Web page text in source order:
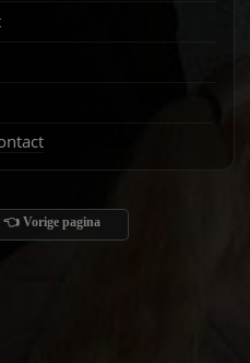
👈 Vorige pagina